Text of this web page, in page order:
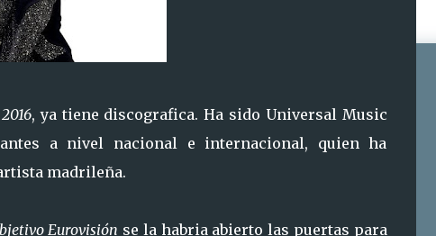
, ya tiene discografica. Ha sido Universal Music
a nivel nacional e internacional, quien ha
madrileña.
Eurovisión se la habria abierto las puertas para